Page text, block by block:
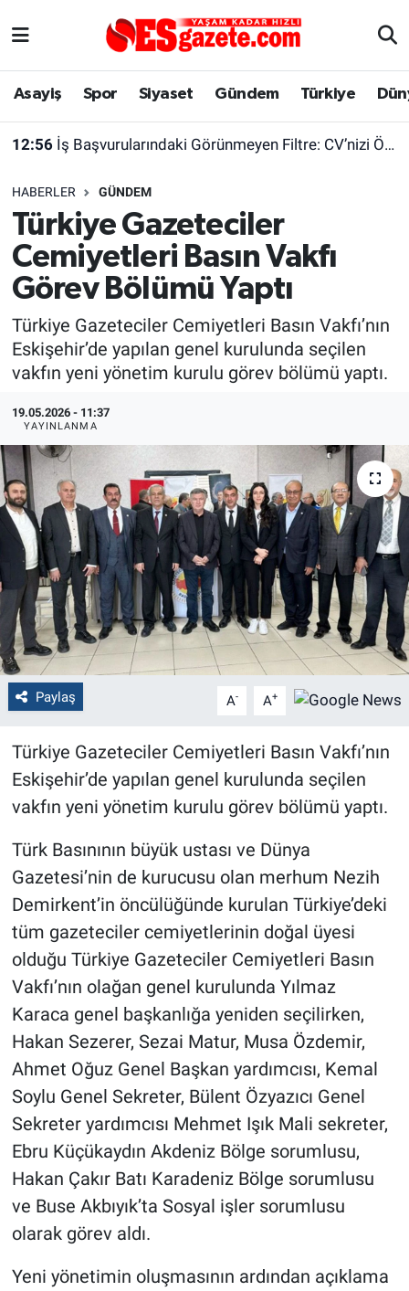
Asayiş Spor Siyaset Gündem Türkiye
12:56 İş Başvurularındaki Görünmeyen Filtre: CV’nizi Önce Bir Yazılım Okuyor
HABERLER GÜNDEM
Türkiye Gazeteciler
Cemiyetleri Basın Vakfı
Görev Bölümü Yaptı
Türkiye Gazeteciler Cemiyetleri Basın Vakfı’nın
Eskişehir’de yapılan genel kurulunda seçilen
vakfın yeni yönetim kurulu görev bölümü yaptı.
19.05.2026 - 11:37
YAYINLANMA
Paylaş A- A+
Türkiye Gazeteciler Cemiyetleri Basın Vakfı’nın
Eskişehir’de yapılan genel kurulunda seçilen
vakfın yeni yönetim kurulu görev bölümü yaptı.
Türk Basınının büyük ustası ve Dünya
Gazetesi’nin de kurucusu olan merhum Nezih
Demirkent’in öncülüğünde kurulan Türkiye’deki
tüm gazeteciler cemiyetlerinin doğal üyesi
olduğu Türkiye Gazeteciler Cemiyetleri Basın
Vakfı’nın olağan genel kurulunda Yılmaz
Karaca genel başkanlığa yeniden seçilirken,
Hakan Sezerer, Sezai Matur, Musa Özdemir,
Ahmet Oğuz Genel Başkan yardımcısı, Kemal
Soylu Genel Sekreter, Bülent Özyazıcı Genel
Sekreter yardımcısı Mehmet Işık Mali sekreter,
Ebru Küçükaydın Akdeniz Bölge sorumlusu,
Hakan Çakır Batı Karadeniz Bölge sorumlusu
ve Buse Akbıyık’ta Sosyal işler sorumlusu
olarak görev aldı.
Yeni yönetimin oluşmasının ardından açıklama
Asayiş
Gündem
Türkiye
Dünya
Sağlık
Yaşam
Eskişehirspor Arşivi
Eskişehir Arşivi
Röportaj
Ekonomi
Politika
Bilecik
Kütahya
Gezi
Genel
Çevre
Magazin
Bilim ve Teknoloji
Eskişehir Nöbetçi Eczaneler
Süper Lig Puan Durumu ve Fikstür
Tüm Manşetler
Son Dakika Haberleri
Haber Arşivi